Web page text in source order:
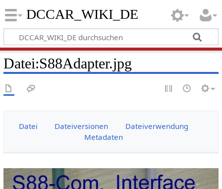
DCCAR_WIKI_DE
Datei:S88Adapter.jpg
Datei Dateiversionen
Dateiverwendung
Metadaten